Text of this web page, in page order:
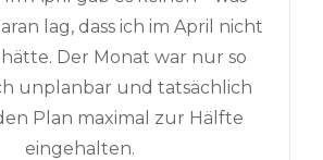
lag, dass ich im April nicht
Der Monat war nur so
unplanbar und tatsächlich
Plan maximal zur Hälfte
eingehalten.